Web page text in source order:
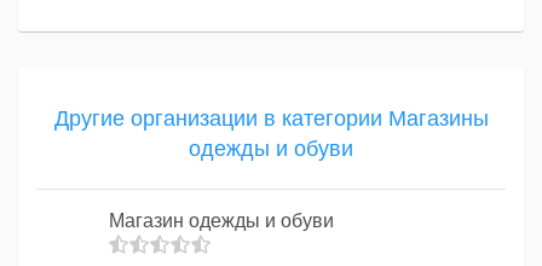
Другие организации в категории Магазины
одежды и обуви
Магазин одежды и обуви